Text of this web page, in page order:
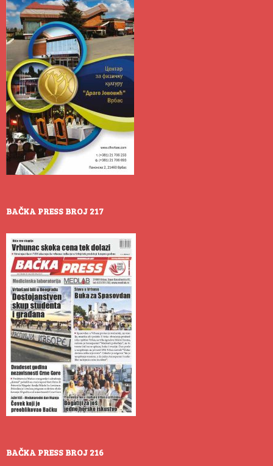
BAČKA PRESS BROJ 217
BAČKA PRESS BROJ 216